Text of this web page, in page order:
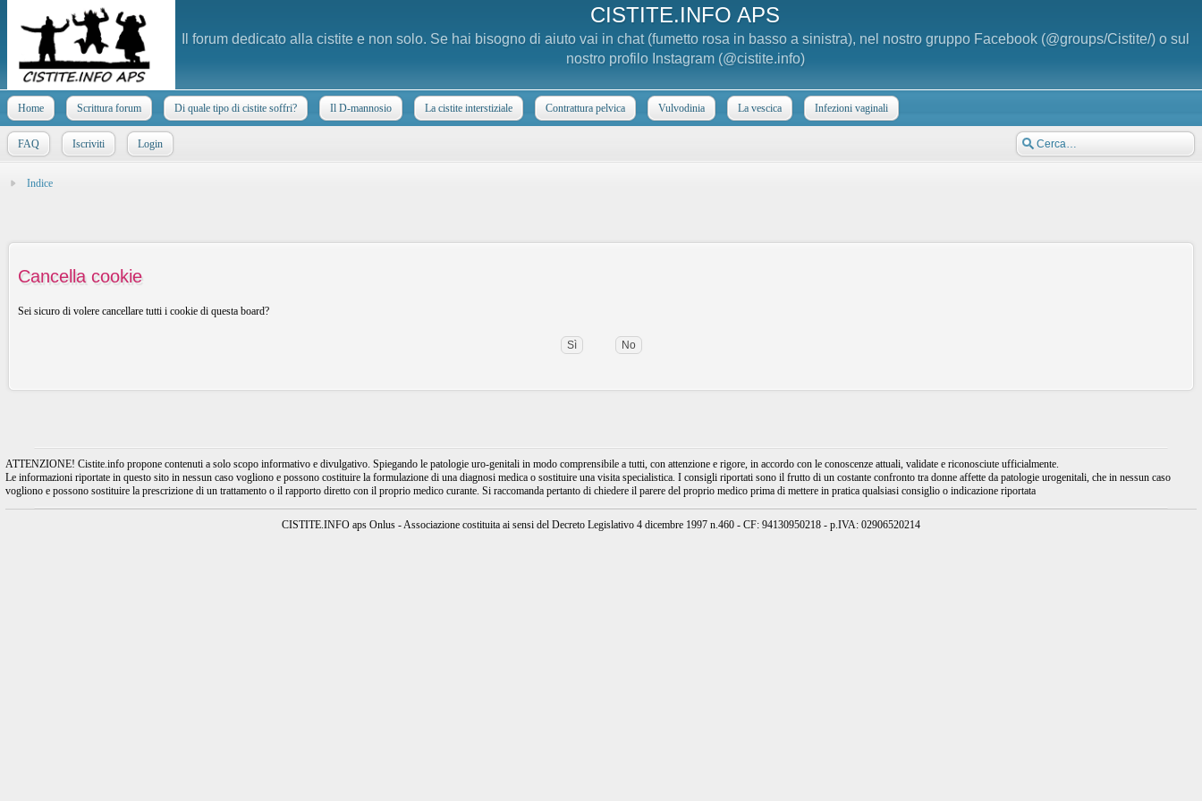
CISTITE.INFO APS
Il forum dedicato alla cistite e non solo. Se hai bisogno di aiuto vai in chat (fumetto rosa in basso a sinistra), nel nostro gruppo Facebook (@groups/Cistite/) o sul
nostro profilo Instagram (@cistite.info)
Home Scrittura forum Di quale tipo di cistite soffri? Il D-mannosio La cistite interstiziale Contrattura pelvica Vulvodinia La vescica Infezioni vaginali
FAQ Iscriviti Login
Indice
Cancella cookie
Sei sicuro di volere cancellare tutti i cookie di questa board?
ATTENZIONE! Cistite.info propone contenuti a solo scopo informativo e divulgativo. Spiegando le patologie uro-genitali in modo comprensibile a tutti, con attenzione e rigore, in accordo con le conoscenze attuali, validate e riconosciute ufficialmente.
Le informazioni riportate in questo sito in nessun caso vogliono e possono costituire la formulazione di una diagnosi medica o sostituire una visita specialistica. I consigli riportati sono il frutto di un costante confronto tra donne affette da patologie urogenitali, che in nessun caso
vogliono e possono sostituire la prescrizione di un trattamento o il rapporto diretto con il proprio medico curante. Si raccomanda pertanto di chiedere il parere del proprio medico prima di mettere in pratica qualsiasi consiglio o indicazione riportata
CISTITE.INFO aps Onlus - Associazione costituita ai sensi del Decreto Legislativo 4 dicembre 1997 n.460 - CF: 94130950218 - p.IVA: 02906520214